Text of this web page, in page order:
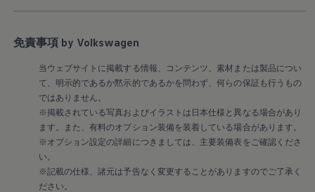
フォルクスワーゲン純正部品のメリット
修理と点検
エンジンオイルおよびフルード類
ホイールとタイヤ
路上故障に関するサポート
フォルクスワーゲンサービス
アクセサリー
Lifestyle & goods
Drive Recorder
お客様情報
免責事項 by Volkswagen
当ウェブサイトに掲載する情報、コンテンツ、素材または製品につい
て、明示的であるか黙示的であるかを問わず、何らの保証も行うもの
ではありません。
※掲載されている写真およびイラストは日本仕様と異なる場合があり
ます。また、有料のオプション装備を装着している場合があります。
※オプション設定の詳細につきましては、主要装備表をご確認くださ
い。
※記載の仕様、諸元は予告なく変更することがありますのでご了承く
ださい。